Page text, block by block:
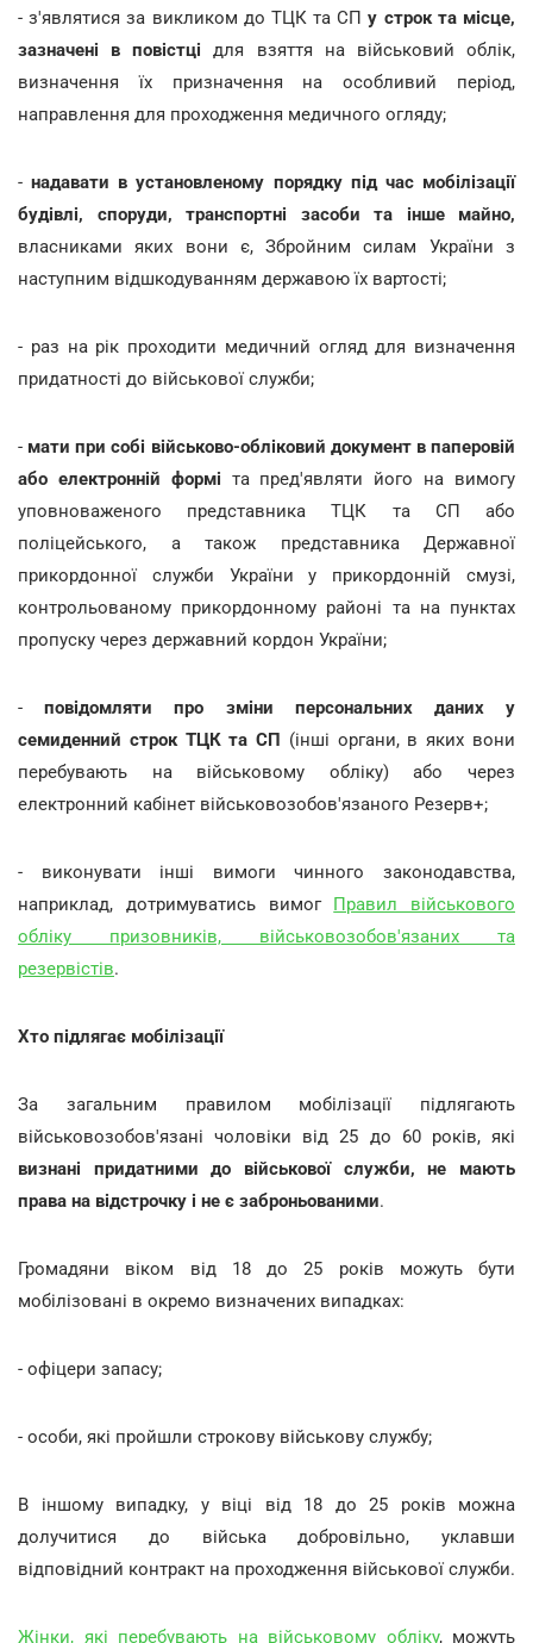
- з'являтися за викликом до ТЦК та СПу строк та місце,
зазначені в повістцідля взяття на військовий облік,
визначення їх призначення на особливий період,
направлення для проходження медичного огляду;
-надавати в установленому порядку під час мобілізації
будівлі, споруди, транспортні засоби та інше майно,
власниками яких вони є, Збройним силам України з
наступним відшкодуванням державою їх вартості;
- раз на рік проходити медичний огляд для визначення
придатності до військової служби;
- мати при собі військово-обліковий документ в паперовій
або електронній формі та пред'являти його на вимогу
уповноваженого представника ТЦК та СП або
поліцейського, а також представника Державної
прикордонної служби України у прикордонній смузі,
контрольованому прикордонному районі та на пунктах
пропуску через державний кордон України;
-повідомляти про зміни персональних даних у
семиденний строк ТЦК та СП (інші органи, в яких вони
перебувають на військовому обліку) або через
електронний кабінет військовозобов'язаного Резерв+;
- виконувати інші вимоги чинного законодавства,
наприклад, дотримуватись вимог Правил військового
обліку призовників, військовозобов'язаних та
резервістів.
Хто підлягає мобілізації
За загальним правилом мобілізації підлягають
військовозобов'язані чоловіки від 25 до 60 років, які
визнані придатними до військової служби, не мають
права на відстрочку і не є заброньованими.
Громадяни віком від 18 до 25 років можуть бути
мобілізовані в окремо визначених випадках:
- офіцери запасу;
- особи, які пройшли строкову військову службу;
В іншому випадку, у віці від 18 до 25 років можна
долучитися до війська добровільно, уклавши
відповідний контракт на проходження військової служби.
Жінки, які перебувають на військовому обліку, можуть